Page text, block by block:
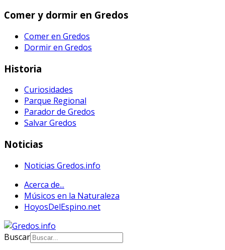
Comer y dormir en Gredos
Comer en Gredos
Dormir en Gredos
Historia
Curiosidades
Parque Regional
Parador de Gredos
Salvar Gredos
Noticias
Noticias Gredos.info
Acerca de...
Músicos en la Naturaleza
HoyosDelEspino.net
Buscar